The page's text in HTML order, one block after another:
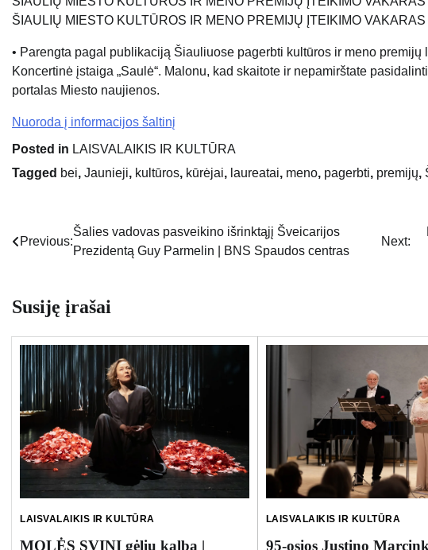
ŠIAULIŲ MIESTO KULTŪROS IR MENO PREMIJŲ ĮTEIKIMO
• Parengta pagal publikaciją Šiauliuose pagerbti kultūros ir meno
Koncertinė įstaiga „Saulė“. Malonu, kad skaitote ir nepamirštate
portalas Miesto naujienos.
Nuoroda į informacijos šaltinį
Posted in LAISVALAIKIS IR KULTŪRA
Tagged bei, Jaunieji, kultūros, kūrėjai, laureatai, meno, pagerbti, premijų,
Navigacija
Previous:
Šalies vadovas pasveikino išrinktąjį Šveicarijos
Prezidentą Guy Parmelin | BNS Spaudos centras
Next:
Susiję įrašai
LAISVALAIKIS IR KULTŪRA
MOLĖS SVINI gėlių kalba |
LAISVALAIKIS IR KULTŪRA
95-osios Justino